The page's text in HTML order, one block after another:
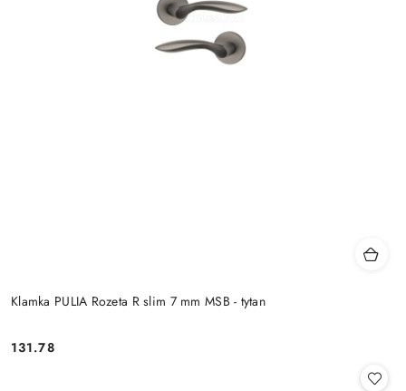
Klamka PULIA Rozeta R slim 7 mm MSB - tytan
Cena:
131.78